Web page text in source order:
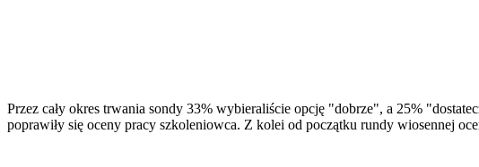
Przez cały okres trwania sondy 33% wybieraliście opcję "dobrze", a 25%
poprawiły się oceny pracy szkoleniowca. Z kolei od początku rundy wiosennej